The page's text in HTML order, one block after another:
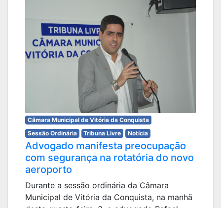
Câmara Municipal de Vitória da Conquista
Sessão Ordinária
Tribuna Livre Notícia
Advogado manifesta preocupação
com segurança na rotatória do novo
aeroporto
Durante a sessão ordinária da Câmara
Municipal de Vitória da Conquista, na manhã